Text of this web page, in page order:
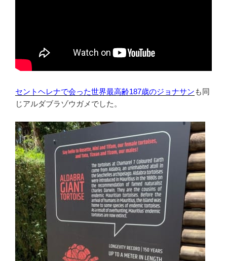
セントヘレナで会った世界最高齢187歳のジョナサン も同
じアルダブラゾウガメでした。